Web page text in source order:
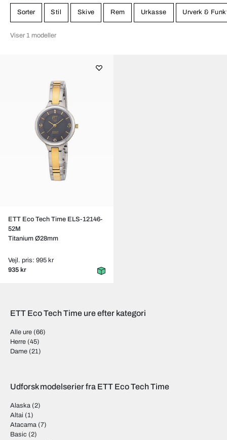
Sorter Stil Skive Rem Urkasse Urverk &
Viser 1 modeller
ETT Eco Tech Time ELS-12146-
52M
Titanium Ø28mm
Vejl. pris: 995 kr
935 kr
ETT Eco Tech Time ure efter kategori
Alle ure (66)
Herre (45)
Dame (21)
Udforsk modelserier fra ETT Eco Tech Time
Alaska (2)
Altai (1)
Atacama (7)
Basic (2)